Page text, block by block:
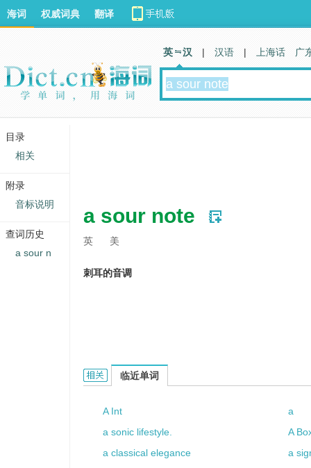
a sour note
英 美
刺耳的音调
a sour note的相关资料：
临近单词
A Int
a
a sonic lifestyle.
A
a classical elegance
a
海词 权威词典 翻译
英 汉 | 汉语 | 上海话 广
目录
相关
附录
音标说明
查词历史
a sour n